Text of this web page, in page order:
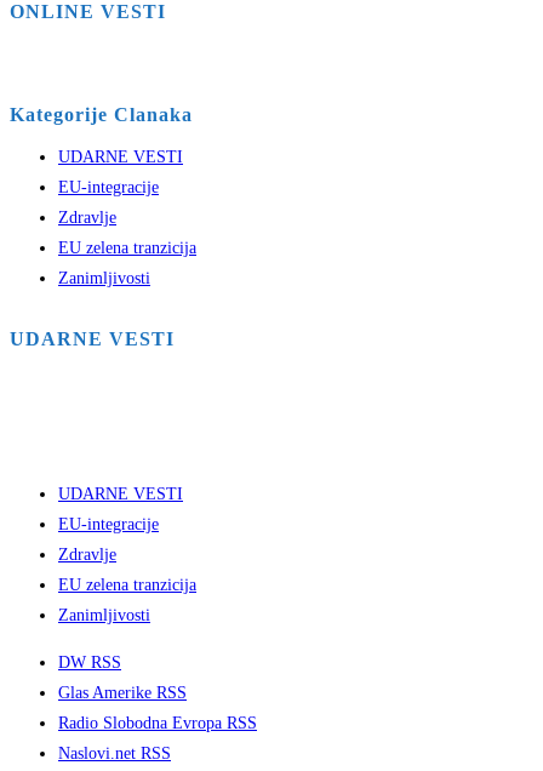
ONLINE VESTI
Kategorije Clanaka
UDARNE VESTI
EU-integracije
Zdravlje
EU zelena tranzicija
Zanimljivosti
UDARNE VESTI
UDARNE VESTI
EU-integracije
Zdravlje
EU zelena tranzicija
Zanimljivosti
DW RSS
Glas Amerike RSS
Radio Slobodna Evropa RSS
Naslovi.net RSS